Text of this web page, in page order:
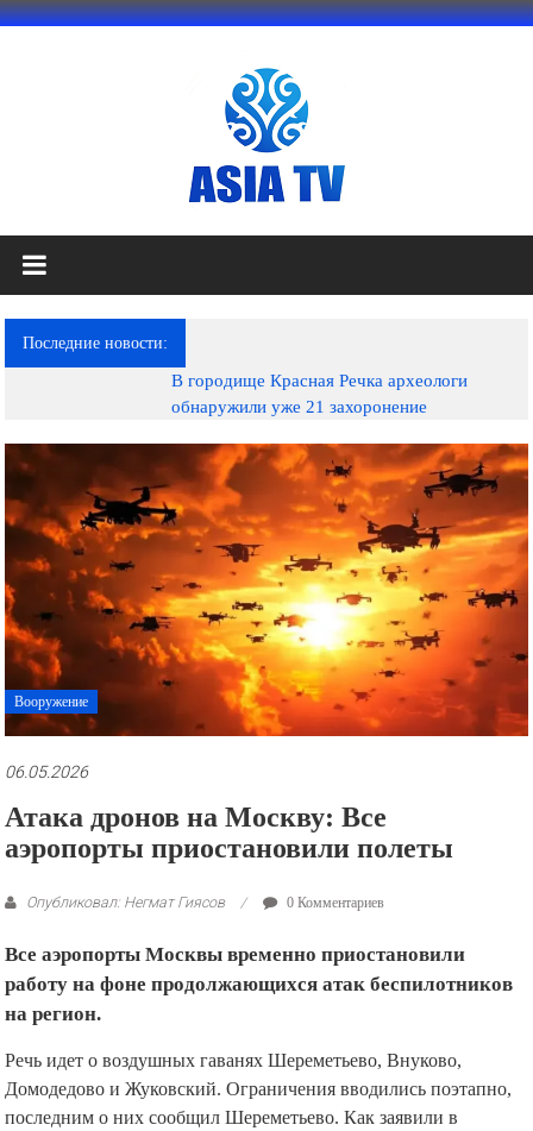
Перейти
АЗИЯ
ТВ
это
телеканал
документальные
фильмы,
музыкальные
произведения,
рекламные
ролики
и
презентации.
Последние новости:
В городище Красная Речка археологи
обнаружили уже 21 захоронение
Вооружение
06.05.2026
Атака дронов на Москву: Все
аэропорты приостановили полеты
Опубликовал: Негмат Гиясов 0 Комментариев
Все аэропорты Москвы временно приостановили
работу на фоне продолжающихся атак беспилотников
на регион.
Речь идет о воздушных гаванях Шереметьево, Внуково,
Домодедово и Жуковский. Ограничения вводились поэтапно,
последним о них сообщил Шереметьево. Как заявили в